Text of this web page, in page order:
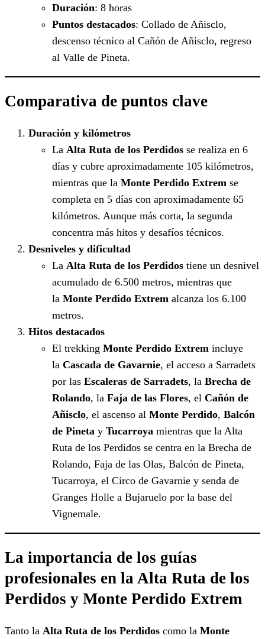
Duración: 8 horas
Puntos destacados: Collado de Añisclo,
descenso técnico al Cañón de Añisclo, regreso
al Valle de Pineta.
Comparativa de puntos clave
Duración y kilómetros
La Alta Ruta de los Perdidos se realiza en 6
días y cubre aproximadamente 105 kilómetros,
mientras que la Monte Perdido Extrem se
completa en 5 días con aproximadamente 65
kilómetros. Aunque más corta, la segunda
concentra más hitos y desafíos técnicos.
Desniveles y dificultad
La Alta Ruta de los Perdidos tiene un desnivel
acumulado de 6.500 metros, mientras que
la Monte Perdido Extrem alcanza los 6.100
metros.
Hitos destacados
El trekking Monte Perdido Extrem incluye
la Cascada de Gavarnie, el acceso a Sarradets
por las Escaleras de Sarradets, la Brecha de
Rolando, la Faja de las Flores, el Cañón de
Añisclo, el ascenso al Monte Perdido, Balcón
de Pineta y Tucarroya mientras que la Alta
Ruta de los Perdidos se centra en la Brecha de
Rolando, Faja de las Olas, Balcón de Pineta,
Tucarroya, el Circo de Gavarnie y senda de
Granges Holle a Bujaruelo por la base del
Vignemale.
La importancia de los guías
profesionales en la Alta Ruta de los
Perdidos y Monte Perdido Extrem
Tanto la Alta Ruta de los Perdidos como la Monte